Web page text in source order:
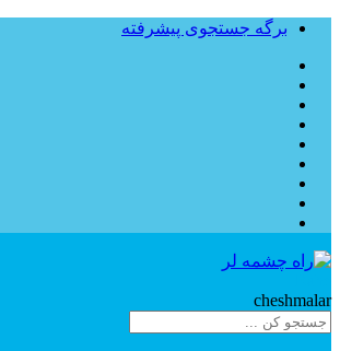
برگه جستجوی پیشرفته
cheshmalar